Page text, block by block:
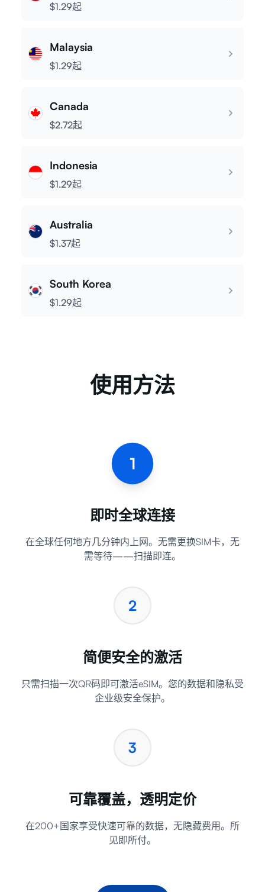
$1.29起
Malaysia
$1.29起
Canada
$2.72起
Indonesia
$1.29起
Australia
$1.37起
South Korea
$1.29起
使用方法
1
即时全球连接
在全球任何地方几分钟内上网。无需更换SIM卡，无
需等待——扫描即连。
2
简便安全的激活
只需扫描一次QR码即可激活eSIM。您的数据和隐私受
企业级安全保护。
3
可靠覆盖，透明定价
在200+国家享受快速可靠的数据，无隐藏费用。所
见即所付。